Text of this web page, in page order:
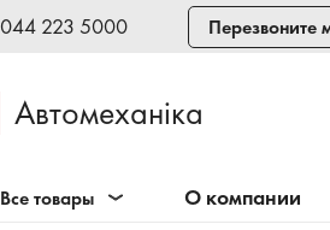
044 223 5000 Перезвоните
Автомеханіка
Все товары О компании